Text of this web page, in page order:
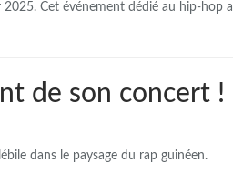
Cet événement dédié au hip-hop a
de son concert !
dans le paysage du rap guinéen.